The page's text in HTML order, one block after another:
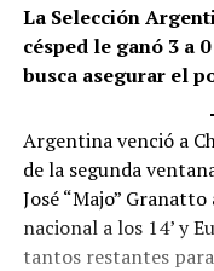
La Selección
césped le ganó 3 a
busca asegurar el
Argentina venció a
de la segunda
José “Majo”
nacional a los 14’ y
tantos restantes